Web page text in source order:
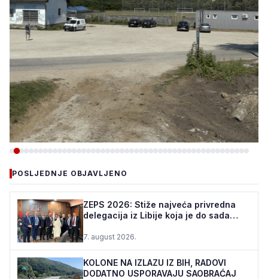
TEŠANJ I USORA OSIGURALI
160.000 POČETNIH ULAGANJA
ZA STADION „TOPOLIK“
5. august 2026.•161 pregleda
POSLJEDNJE OBJAVLJENO
ZEPS 2026: Stiže najveća privredna
delegacija iz Libije koja je do sada
7. august 2026.
KOLONE NA IZLAZU IZ BIH, RADOVI
DODATNO USPORAVAJU SAOBRAĆAJ